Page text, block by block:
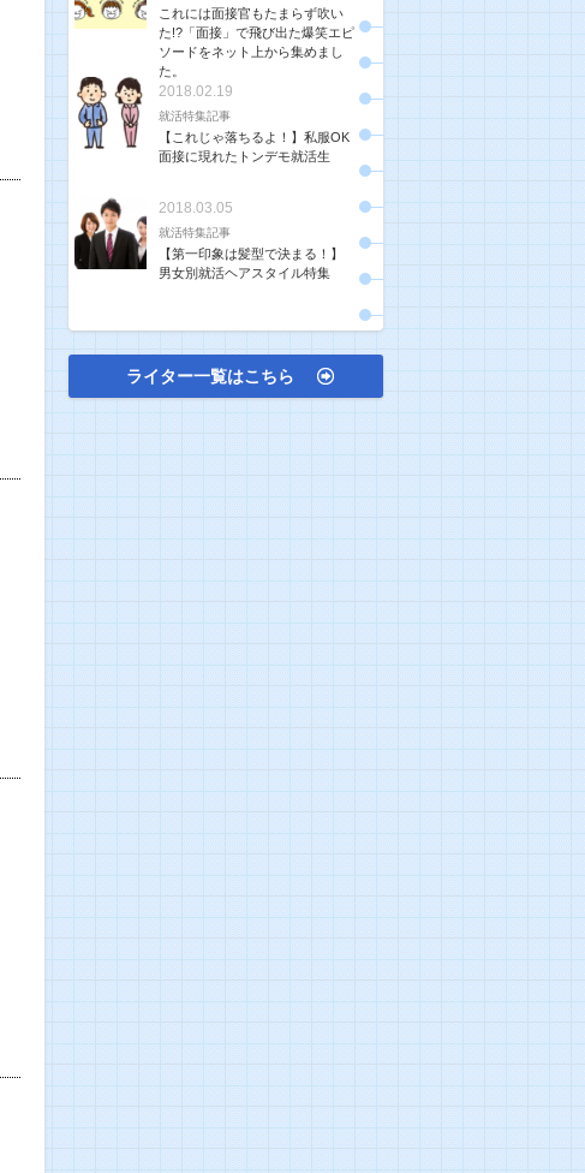
これには面接官もたまらず吹い
た!?「面接」で飛び出た爆笑エピ
ソードをネット上から集めまし
た。
2018.02.19
就活特集記事
【これじゃ落ちるよ！】私服OK
面接に現れたトンデモ就活生
2018.03.05
就活特集記事
【第一印象は髪型で決まる！】
男女別就活ヘアスタイル特集
ライター一覧はこちら